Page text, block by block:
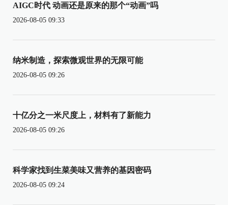
AIGC时代 动画还是原来的那个“动画”吗
2026-08-05 09:33
纳米制造，探索微观世界的无限可能
2026-08-05 09:26
十亿分之一米尺度上，材料有了新能力
2026-08-05 09:26
科学家找到生菜美味又营养的基因密码
2026-08-05 09:24